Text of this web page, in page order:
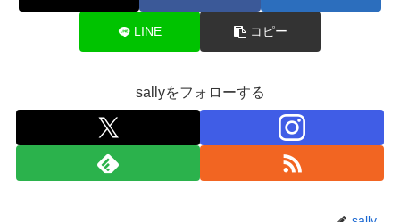
LINE コピー
sallyをフォローする